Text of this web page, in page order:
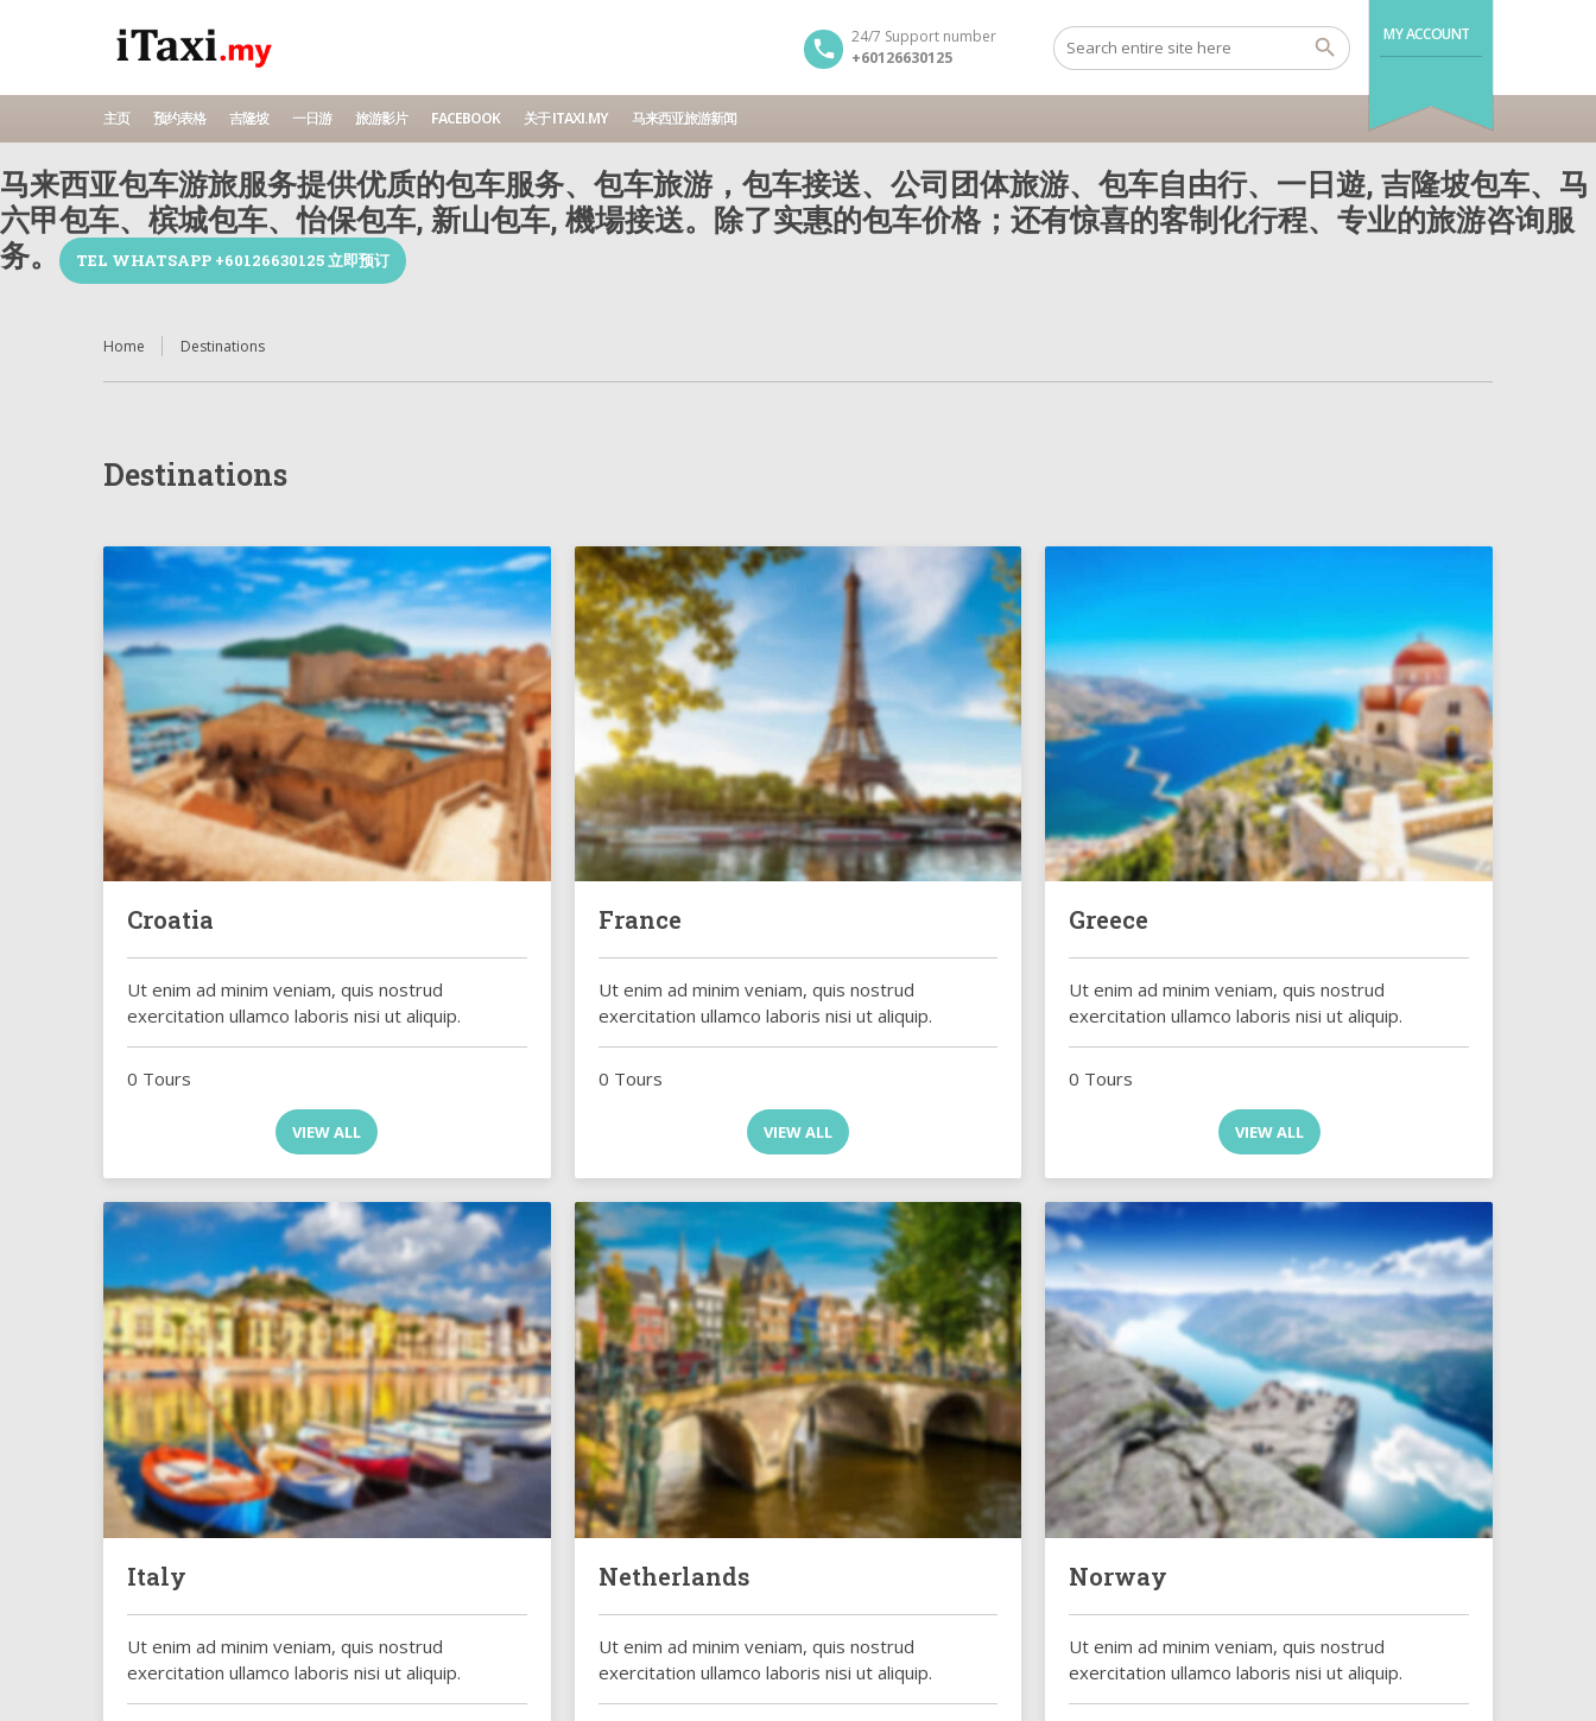
MY ACCOUNT
24/7 Support number
+60126630125
主页 预约表格 吉隆坡 一日游 旅游影片 FACEBOOK 关于 ITAXI.MY 马来西亚旅游新闻
马来西亚包车游旅服务提供优质的包车服务、包车旅游，包车接送、公司团体旅游、包车自由行、一日遊, 吉隆坡包车、马
六甲包车、槟城包车、怡保包车, 新山包车, 機場接送。除了实惠的包车价格；还有惊喜的客制化行程、专业的旅游咨询服
务。
TEL WHATSAPP +60126630125 立即预订
Home Destinations
Destinations
Croatia
Ut enim ad minim veniam, quis nostrud
exercitation ullamco laboris nisi ut aliquip.
0 Tours
VIEW ALL
France
Ut enim ad minim veniam, quis nostrud
exercitation ullamco laboris nisi ut aliquip.
0 Tours
VIEW ALL
Greece
Ut enim ad minim veniam, quis nostrud
exercitation ullamco laboris nisi ut aliquip.
0 Tours
VIEW ALL
Italy
Ut enim ad minim veniam, quis nostrud
exercitation ullamco laboris nisi ut aliquip.
Netherlands
Ut enim ad minim veniam, quis nostrud
exercitation ullamco laboris nisi ut aliquip.
Norway
Ut enim ad minim veniam, quis nostrud
exercitation ullamco laboris nisi ut aliquip.